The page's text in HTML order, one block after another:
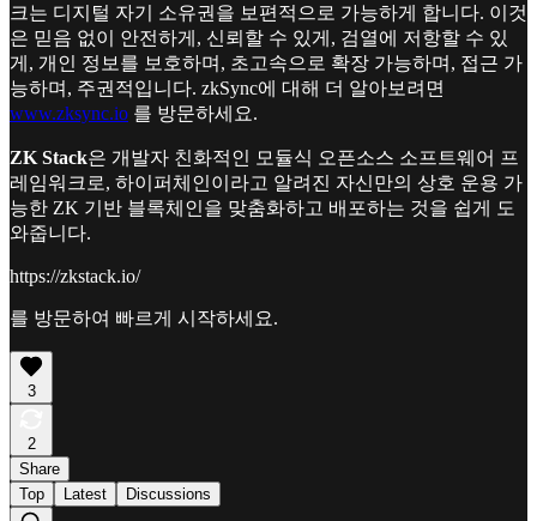
크는 디지털 자기 소유권을 보편적으로 가능하게 합니다. 이것
은 믿음 없이 안전하게, 신뢰할 수 있게, 검열에 저항할 수 있
게, 개인 정보를 보호하며, 초고속으로 확장 가능하며, 접근 가
능하며, 주권적입니다. zkSync에 대해 더 알아보려면
www.zksync.io 를 방문하세요.
ZK Stack은 개발자 친화적인 모듈식 오픈소스 소프트웨어 프
레임워크로, 하이퍼체인이라고 알려진 자신만의 상호 운용 가
능한 ZK 기반 블록체인을 맞춤화하고 배포하는 것을 쉽게 도
와줍니다.
https://zkstack.io/
를 방문하여 빠르게 시작하세요.
3
2
Share
Top
Latest Discussions